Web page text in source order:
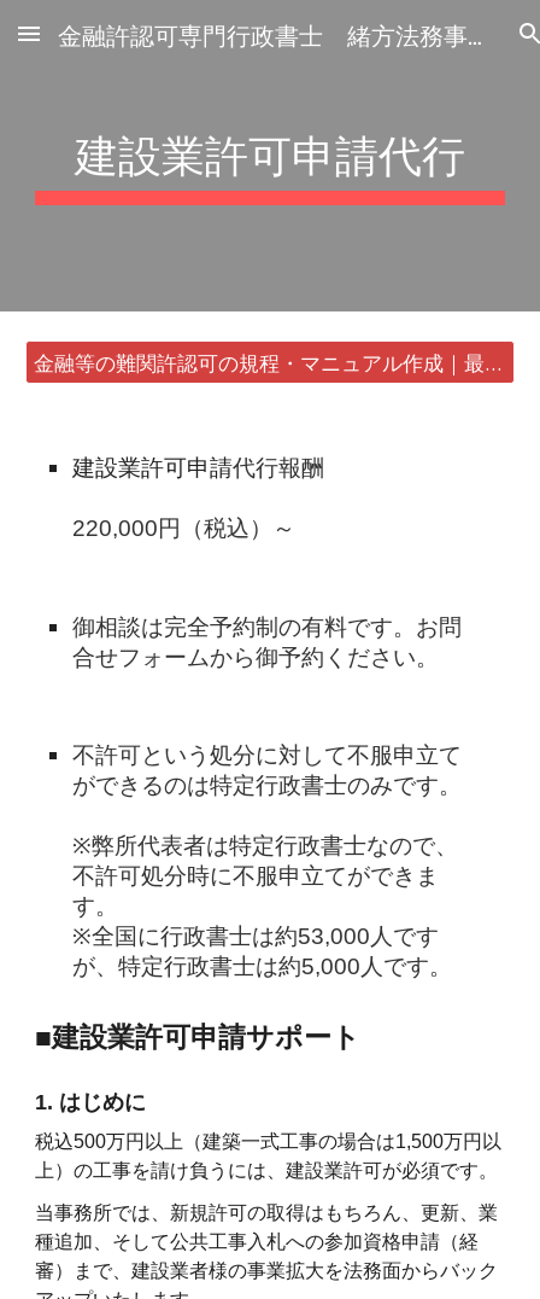
Skip to main content Skip to navigation
金融許認可専門行政書士 緒方法務事務所
建設業許可申請代行
金融等の難関許認可の規程・マニュアル作成｜最短24時間・書類1通から
建設業許可申請代行報酬
220,000円（税込）～
御相談は完全予約制の有料です。お問
合せフォームから御予約ください。
不許可という処分に対して不服申立て
ができるのは特定行政書士のみです。
※弊所代表者は特定行政書士なので、
不許可処分時に不服申立てができま
す。
※全国に行政書士は約53,000人です
が、特定行政書士は約5,000人です。
■建設業許可申請サポート
1. はじめに
税込500万円以上（建築一式工事の場合は1,500万円以
上）の工事を請け負うには、建設業許可が必須です。
当事務所では、新規許可の取得はもちろん、更新、業
種追加、そして公共工事入札への参加資格申請（経
審）まで、建設業者様の事業拡大を法務面からバック